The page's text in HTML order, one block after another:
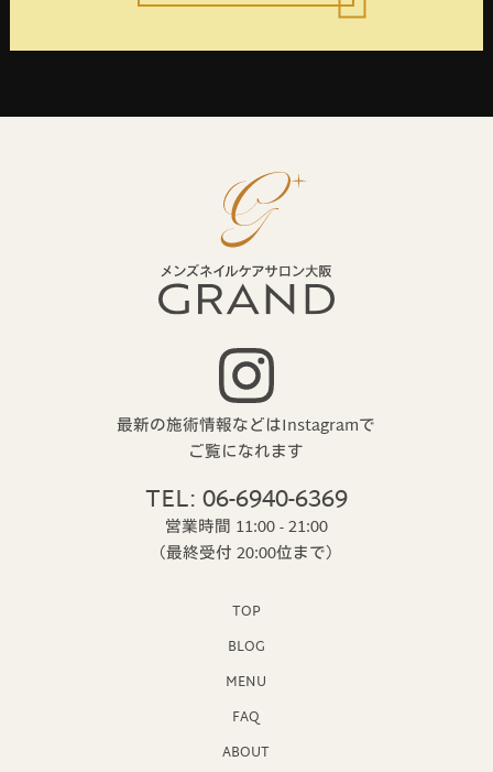
最新の施術情報などはInstagramで
ご覧になれます
TEL: 06-6940-6369
営業時間 11:00 - 21:00
（最終受付 20:00位まで）
TOP
BLOG
MENU
FAQ
ABOUT